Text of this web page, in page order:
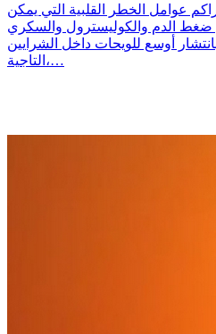
عوامل الخطر القلبية التي يمكن
ضغط الدم والكوليسترول والسكري
أوسع للويحات داخل الشرايين
التاجية،…